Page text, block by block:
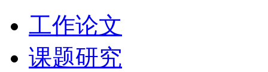
工作论文
课题研究